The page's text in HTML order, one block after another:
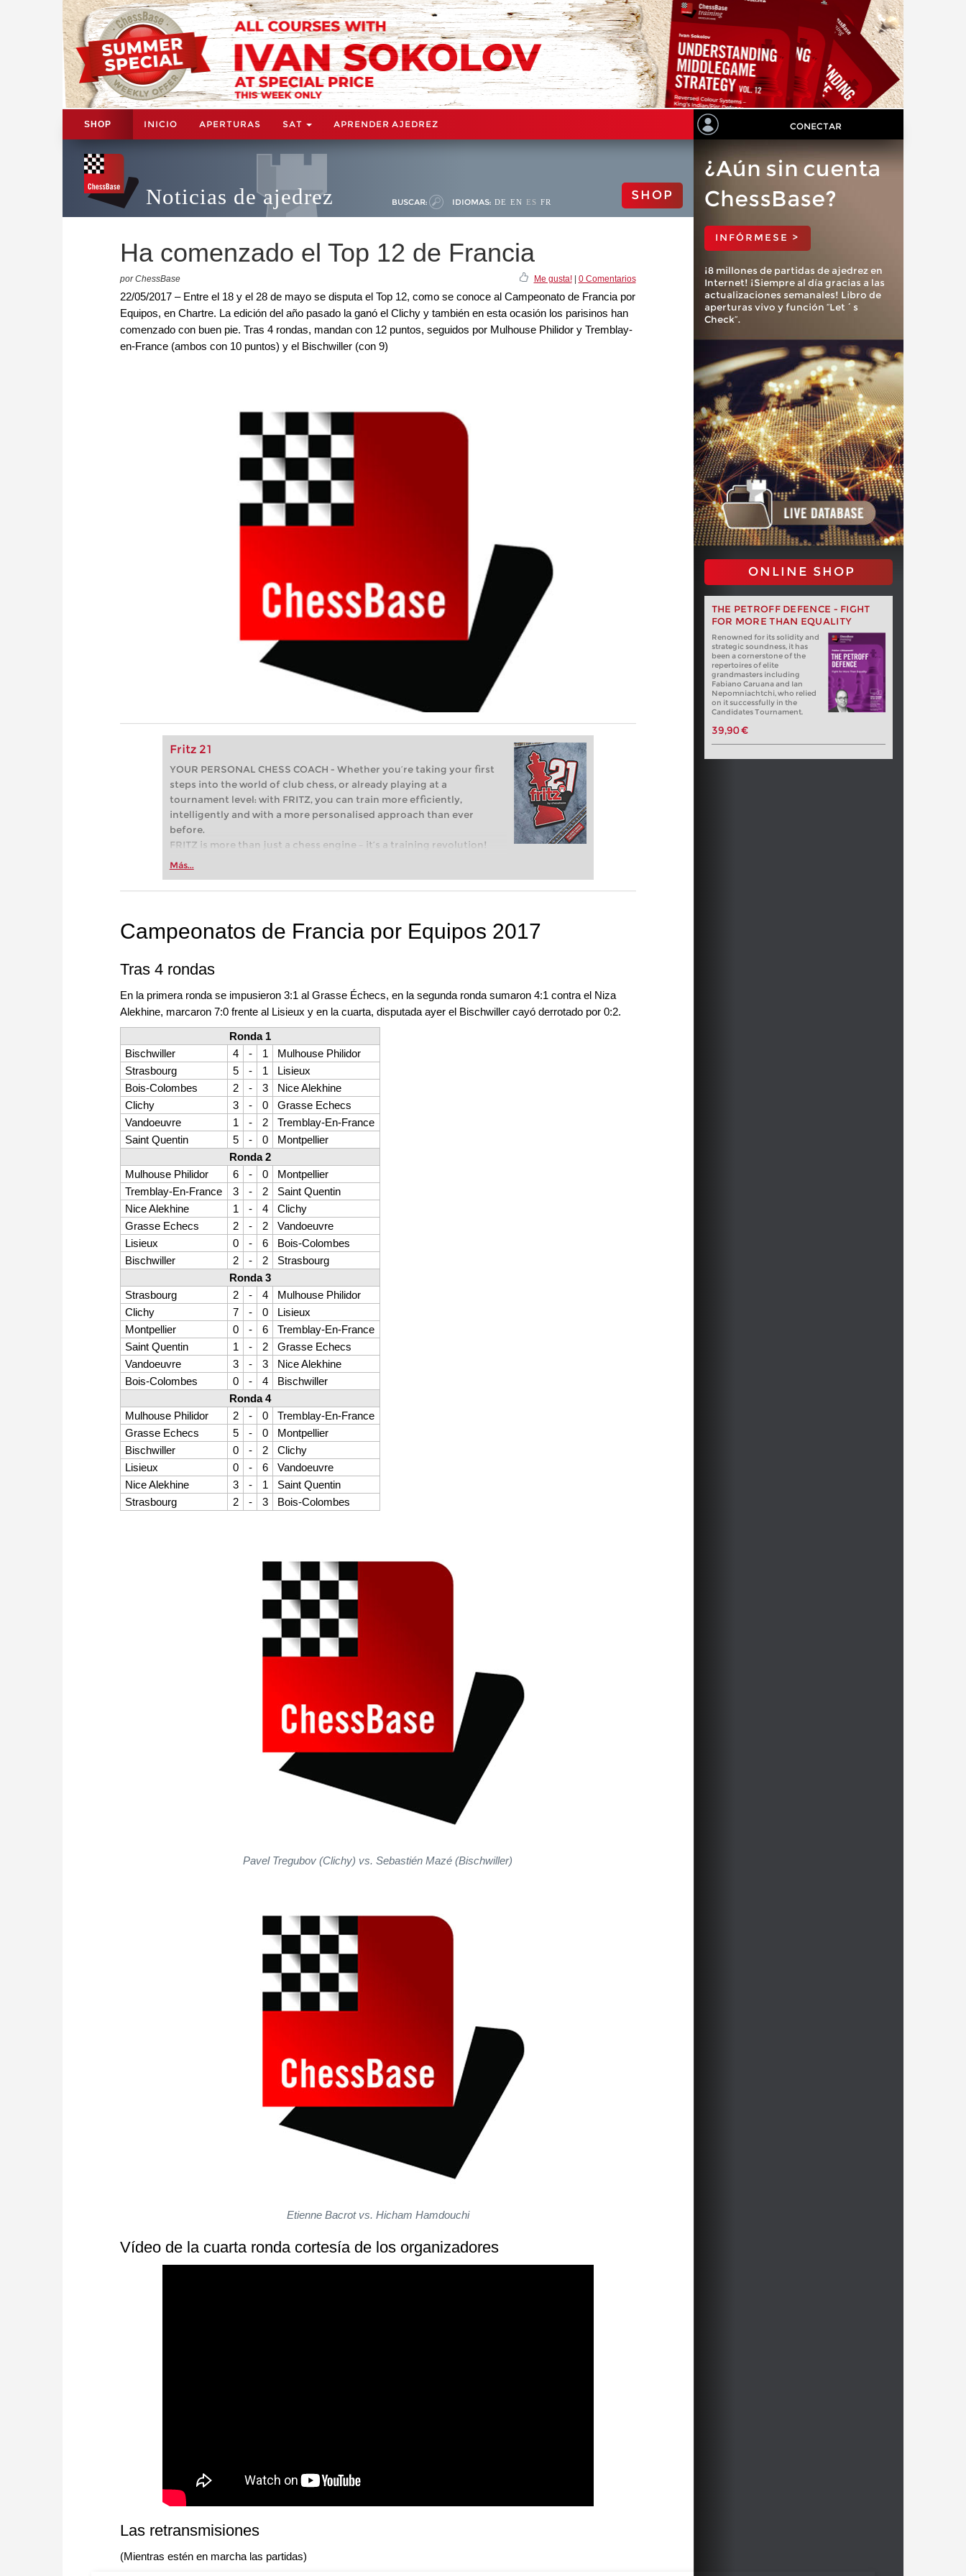
SHOP INICIO APERTURAS SAT APRENDER AJEDREZ CONECTAR
Noticias de ajedrez BUSCAR: IDIOMAS: DE EN ES FR SHOP
Ha comenzado el Top 12 de Francia
por ChessBase Me gusta!| 0 Comentarios
22/05/2017 – Entre el 18 y el 28 de mayo se disputa el Top 12, como se conoce al Campeonato de Francia por
Equipos, en Chartre. La edición del año pasado la ganó el Clichy y también en esta ocasión los parisinos han
comenzado con buen pie. Tras 4 rondas, mandan con 12 puntos, seguidos por Mulhouse Philidor y Tremblay-
en-France (ambos con 10 puntos) y el Bischwiller (con 9)
Fritz 21
YOUR PERSONAL CHESS COACH - Whether you’re taking your first
steps into the world of club chess, or already playing at a
tournament level: with FRITZ, you can train more efficiently,
intelligently and with a more personalised approach than ever
before.
FRITZ is more than just a chess engine – it’s a training revolution!
Whether you’re taking your first steps into the world of club chess,
more efficiently, intelligently and with a more personalised
Más...
¿Aún sin cuenta
ChessBase?
INFÓRMESE >
¡8 millones de partidas de ajedrez en
Internet! ¡Siempre al día gracias a las
actualizaciones semanales! Libro de
aperturas vivo y función “Let´s
Check”.
ONLINE SHOP
THE PETROFF DEFENCE - FIGHT
FOR MORE THAN EQUALITY
Renowned for its solidity and
strategic soundness, it has
been a cornerstone of the
repertoires of elite
grandmasters including
Fabiano Caruana and Ian
Nepomniachtchi, who relied
on it successfully in the
Candidates Tournament.
39,90 €
Campeonatos de Francia por Equipos 2017
Tras 4 rondas
En la primera ronda se impusieron 3:1 al Grasse Échecs, en la segunda ronda sumaron 4:1 contra el Niza
Alekhine, marcaron 7:0 frente al Lisieux y en la cuarta, disputada ayer el Bischwiller cayó derrotado por 0:2.
Ronda 1
Bischwiller
4 - 1
Mulhouse Philidor
Strasbourg
5 - 1
Lisieux
Bois-Colombes
2 - 3
Nice Alekhine
Clichy
3 - 0
Grasse Echecs
Vandoeuvre
1 - 2
Tremblay-En-France
Saint Quentin
5 - 0
Montpellier
Ronda 2
Mulhouse Philidor
6 - 0
Montpellier
Tremblay-En-France
3 - 2
Saint Quentin
Nice Alekhine
1 - 4
Clichy
Grasse Echecs
2 - 2
Vandoeuvre
Lisieux
0 - 6
Bois-Colombes
Bischwiller
2 - 2
Strasbourg
Ronda 3
Strasbourg
2 - 4
Mulhouse Philidor
Clichy
7 - 0
Lisieux
Montpellier
0 - 6
Tremblay-En-France
Saint Quentin
1 - 2
Grasse Echecs
Vandoeuvre
3 - 3
Nice Alekhine
Bois-Colombes
0 - 4
Bischwiller
Ronda 4
Mulhouse Philidor
2 - 0
Tremblay-En-France
Grasse Echecs
5 - 0
Montpellier
Bischwiller
0 - 2
Clichy
Lisieux
0 - 6
Vandoeuvre
Nice Alekhine
3 - 1
Saint Quentin
Strasbourg
2 - 3 Bois-Colombes
Pavel Tregubov (Clichy) vs. Sebastién Mazé (Bischwiller)
Etienne Bacrot vs. Hicham Hamdouchi
Vídeo de la cuarta ronda cortesía de los organizadores
Las retransmisiones
(Mientras estén en marcha las partidas)